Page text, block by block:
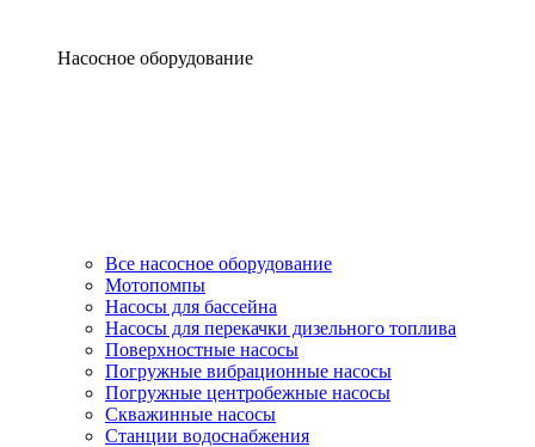
Насосное оборудование
Все насосное оборудование
Мотопомпы
Насосы для бассейна
Насосы для перекачки дизельного топлива
Поверхностные насосы
Погружные вибрационные насосы
Погружные центробежные насосы
Скважинные насосы
Станции водоснабжения